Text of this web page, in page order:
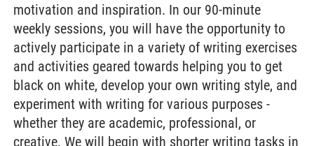
motivation and inspiration. In our 90-minute
weekly sessions, you will have the opportunity to
actively participate in a variety of writing exercises
and activities geared towards helping you to get
black on white, develop your own writing style, and
experiment with writing for various purposes -
whether they are academic, professional, or
creative. We will begin with shorter writing tasks in